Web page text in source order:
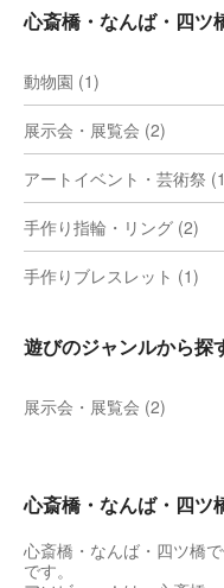
心斎橋・なんば・四ツ
動物園 (1)
展示会・展覧会 (2)
アートイベント・芸術祭
手作り指輪・リング (2)
手作りブレスレット (1)
遊びのジャンルから探
展示会・展覧会 (2)
心斎橋・なんば・四ツ
心斎橋・なんば・四ツ橋
です。